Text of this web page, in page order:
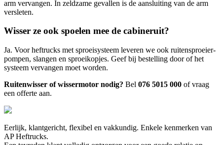
arm vervangen. In zeldzame gevallen is de aansluiting van de arm
versleten.
Wisser ze ook spoelen mee de cabineruit?
Ja. Voor heftrucks met sproeisysteem leveren we ook ruitensproeier-
pompen, slangen en sproeikopjes. Geef bij bestelling door of het
systeem vervangen moet worden.
Ruitenwisser of wissermotor nodig? Bel 076 5015 000 of vraag
een offerte aan.
Eerlijk, klantgericht, flexibel en vakkundig. Enkele kenmerken van
AP Heftrucks.